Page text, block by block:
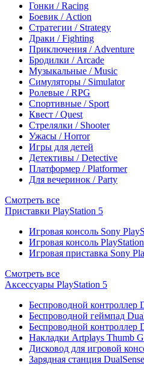
Гонки / Racing
Боевик / Action
Стратегии / Strategy
Драки / Fighting
Приключения / Adventure
Бродилки / Arcade
Музыкальные / Music
Симуляторы / Simulator
Ролевые / RPG
Спортивные / Sport
Квест / Quest
Стрелялки / Shooter
Ужасы / Horror
Игры для детей
Детективы / Detective
Платформер / Platformer
Для вечеринок / Party
Смотреть все
Приставки PlayStation 5
Игровая консоль Sony
Игровая консоль
Игровая приставка Sony
Смотреть все
Аксессуары PlayStation 5
Беспроводной контроллер
Беспроводной геймпад
Беспроводной контроллер
Накладки Artplays Thumb
Дисковод для игровой
Зарядная станция